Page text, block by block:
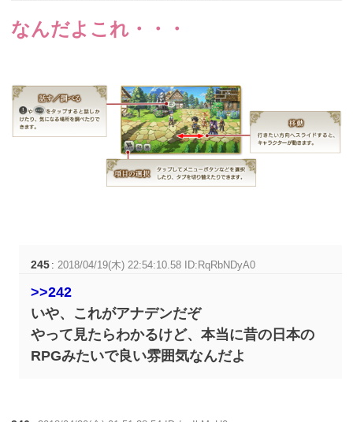
なんだよこれ・・・
245 : 2018/04/19(木) 22:54:10.58 ID:RqRbNDyA0
>>242
いや、これがアナデンだぞ
やって見たらわかるけど、本当に昔の日本の
RPGみたいで良い雰囲気なんだよ